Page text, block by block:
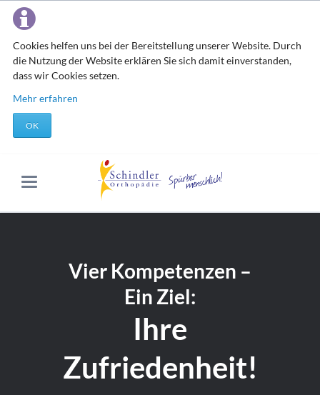
Cookies helfen uns bei der Bereitstellung unserer Website. Durch
die Nutzung der Website erklären Sie sich damit einverstanden,
dass wir Cookies setzen.
Mehr erfahren
OK
Vier Kompetenzen –
Ein Ziel:
Ihre
Zufriedenheit!